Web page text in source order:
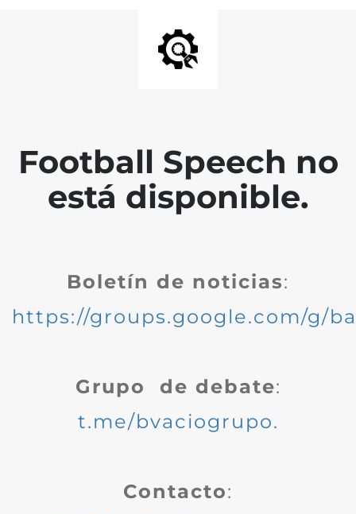
Football Speech no
está disponible.
Boletín de noticias:
https://groups.google.com/g/
Grupo de debate:
t.me/bvaciogrupo.
Contacto: